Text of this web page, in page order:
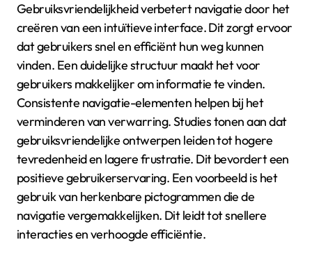
Gebruiksvriendelijkheid verbetert navigatie door het
creëren van een intuïtieve interface. Dit zorgt ervoor
dat gebruikers snel en efficiënt hun weg kunnen
vinden. Een duidelijke structuur maakt het voor
gebruikers makkelijker om informatie te vinden.
Consistente navigatie-elementen helpen bij het
verminderen van verwarring. Studies tonen aan dat
gebruiksvriendelijke ontwerpen leiden tot hogere
tevredenheid en lagere frustratie. Dit bevordert een
positieve gebruikerservaring. Een voorbeeld is het
gebruik van herkenbare pictogrammen die de
navigatie vergemakkelijken. Dit leidt tot snellere
interacties en verhoogde efficiëntie.